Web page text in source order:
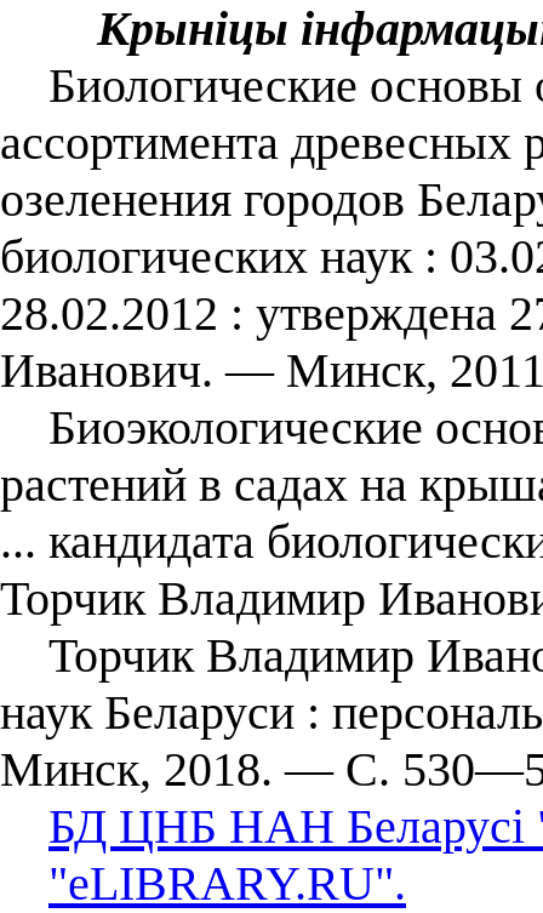
Крыніцы
Биологические основы
ассортимента древесных
озеленения городов
биологических наук :
28.02.2012 : утверждена
Иванович. — Минск,
Биоэкологические
растений в садах на
... кандидата
Торчик Владимир
Торчик Владимир
наук Беларуси :
Минск, 2018. — С.
БД ЦНБ НАН Беларусі
"eLIBRARY.RU".